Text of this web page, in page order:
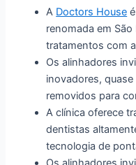
A Doctors House
renomada em São
tratamentos com
Os alinhadores
inovadores,
removidos para
A clínica oferece
dentistas
tecnologia de